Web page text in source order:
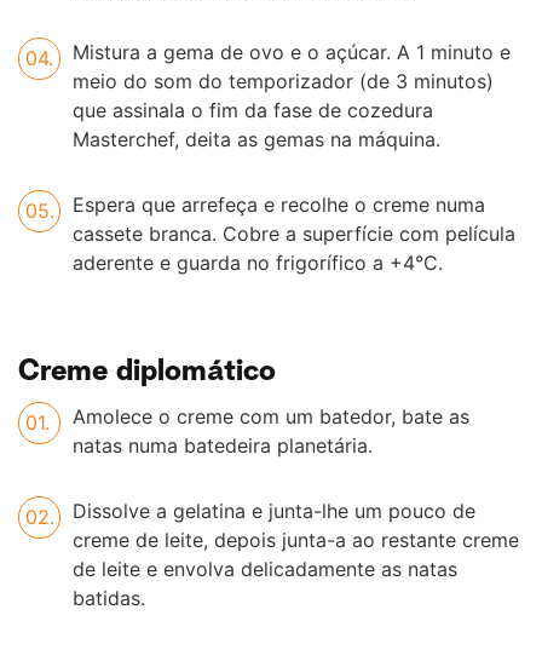
Mistura a gema de ovo e o açúcar. A 1 minuto e
meio do som do temporizador (de 3 minutos)
que assinala o fim da fase de cozedura
Masterchef, deita as gemas na máquina.
Espera que arrefeça e recolhe o creme numa
cassete branca. Cobre a superfície com película
aderente e guarda no frigorífico a +4°C.
Creme diplomático
Amolece o creme com um batedor, bate as
natas numa batedeira planetária.
Dissolve a gelatina e junta-lhe um pouco de
creme de leite, depois junta-a ao restante creme
de leite e envolva delicadamente as natas
batidas.